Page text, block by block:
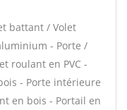
battant / Volet
- Porte /
roulant en PVC -
- Porte intérieure
en bois - Portail en